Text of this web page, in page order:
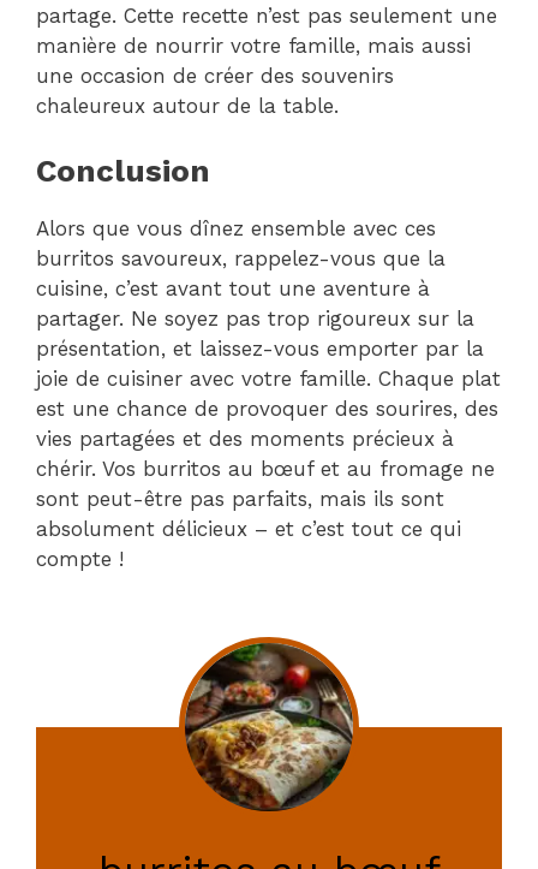
partage. Cette recette n’est pas seulement une
manière de nourrir votre famille, mais aussi
une occasion de créer des souvenirs
chaleureux autour de la table.
Conclusion
Alors que vous dînez ensemble avec ces
burritos savoureux, rappelez-vous que la
cuisine, c’est avant tout une aventure à
partager. Ne soyez pas trop rigoureux sur la
présentation, et laissez-vous emporter par la
joie de cuisiner avec votre famille. Chaque plat
est une chance de provoquer des sourires, des
vies partagées et des moments précieux à
chérir. Vos burritos au bœuf et au fromage ne
sont peut-être pas parfaits, mais ils sont
absolument délicieux – et c’est tout ce qui
compte !